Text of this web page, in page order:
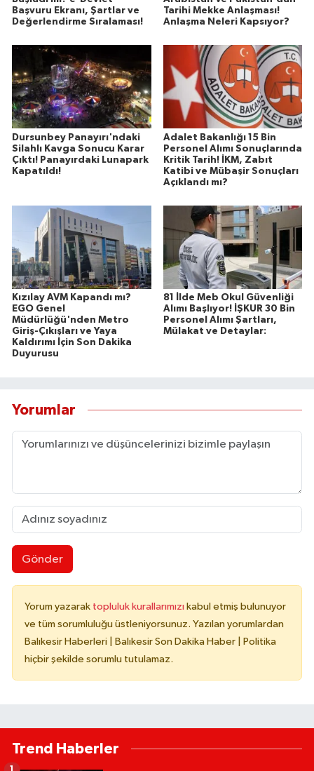
Başvuru Ekranı, Şartlar ve
Değerlendirme Sıralaması!
Tarihi Mekke Anlaşması!
Anlaşma Neleri Kapsıyor?
Dursunbey Panayırı'ndaki
Silahlı Kavga Sonucu Karar
Çıktı! Panayırdaki Lunapark
Kapatıldı!
Adalet Bakanlığı 15 Bin
Personel Alımı Sonuçlarında
Kritik Tarih! İKM, Zabıt
Katibi ve Mübaşir Sonuçları
Açıklandı mı?
Kızılay AVM Kapandı mı?
EGO Genel
Müdürlüğü'nden Metro
Giriş-Çıkışları ve Yaya
Kaldırımı İçin Son Dakika
Duyurusu
81 İlde Meb Okul Güvenliği
Alımı Başlıyor! İŞKUR 30 Bin
Personel Alımı Şartları,
Mülakat ve Detaylar:
Yorumlar
Gönder
Yorum yazarak topluluk kurallarımızı kabul etmiş bulunuyor
ve tüm sorumluluğu üstleniyorsunuz. Yazılan yorumlardan
Balıkesir Haberleri | Balıkesir Son Dakika Haber | Politika
hiçbir şekilde sorumlu tutulamaz.
Trend Haberler